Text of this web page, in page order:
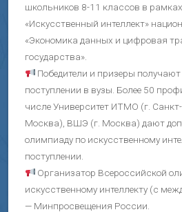
школьников 8-11 классов в
«Искусственный интеллект»
«Экономика данных и цифровая
государства».
Победители и призеры
поступлении в вузы. Более 50
числе Университет ИТМО (г.
Москва), ВШЭ (г. Москва) дают
олимпиаду по искусственному
поступлении.
Организатор Всероссийской
искусственному интеллекту (с
— Минпросвещения России.